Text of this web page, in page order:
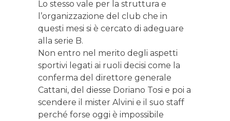
Lo stesso vale per la struttura e
l’organizzazione del club che in
questi mesi si è cercato di adeguare
alla serie B.
Non entro nel merito degli aspetti
sportivi legati ai ruoli decisi come la
conferma del direttore generale
Cattani, del diesse Doriano Tosi e poi a
scendere il mister Alvini e il suo staff
perché forse oggi è impossibile